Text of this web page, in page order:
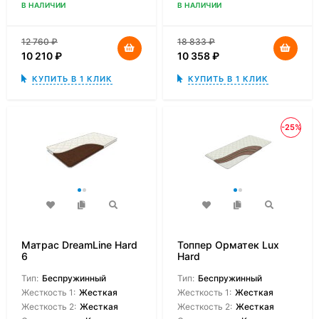
В НАЛИЧИИ
12 760₽
10 210₽
КУПИТЬ В 1 КЛИК
В НАЛИЧИИ
18 833₽
10 358₽
КУПИТЬ В 1 КЛИК
Матрас DreamLine Hard
6
Тип: Беспружинный
Жесткость 1: Жесткая
Жесткость 2: Жесткая
-25%
Топпер Орматек Lux
Hard
Тип: Беспружинный
Жесткость 1: Жесткая
Жесткость 2: Жесткая